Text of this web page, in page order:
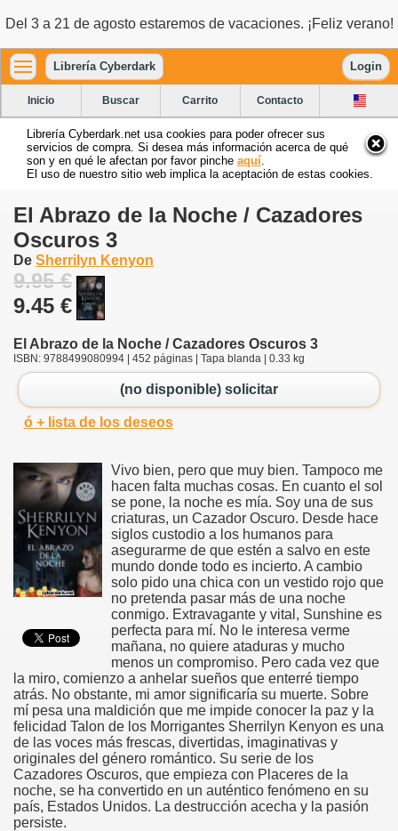
Del 3 a 21 de agosto estaremos de vacaciones. ¡Feliz verano!
Librería Cyberdark Login
Inicio Buscar Carrito Contacto
Librería Cyberdark.net usa cookies para poder ofrecer sus
servicios de compra. Si desea más información acerca de qué
son y en qué le afectan por favor pinche aquí
El uso de nuestro sitio web implica la aceptación de estas cookies.
El Abrazo de la Noche / Cazadores
Oscuros 3
De Sherrilyn Kenyon
9.95 €
9.45 €
El Abrazo de la Noche / Cazadores Oscuros 3
ISBN: 9788499080994 | 452 páginas | Tapa blanda | 0.33 kg
(no disponible) solicitar
ó + lista de los deseos
Vivo bien, pero que muy bien. Tampoco me
hacen falta muchas cosas. En cuanto el sol
se pone, la noche es mía. Soy una de sus
criaturas, un Cazador Oscuro. Desde hace
siglos custodio a los humanos para
asegurarme de que estén a salvo en este
mundo donde todo es incierto. A cambio
solo pido una chica con un vestido rojo que
no pretenda pasar más de una noche
conmigo. Extravagante y vital, Sunshine es
perfecta para mí. No le interesa verme
mañana, no quiere ataduras y mucho
menos un compromiso. Pero cada vez que
la miro, comienzo a anhelar sueños que enterré tiempo
atrás. No obstante, mi amor significaría su muerte. Sobre
mí pesa una maldición que me impide conocer la paz y la
felicidad Talon de los Morrigantes Sherrilyn Kenyon es una
de las voces más frescas, divertidas, imaginativas y
originales del género romántico. Su serie de los
Cazadores Oscuros, que empieza con Placeres de la
noche, se ha convertido en un auténtico fenómeno en su
país, Estados Unidos. La destrucción acecha y la pasión
persiste.